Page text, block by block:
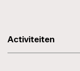
Activiteiten